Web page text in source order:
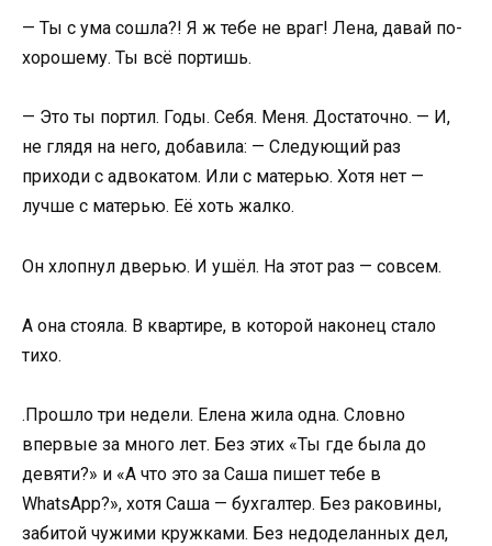
— Ты с ума сошла?! Я ж тебе не враг! Лена, давай по-
хорошему. Ты всё портишь.
— Это ты портил. Годы. Себя. Меня. Достаточно. — И,
не глядя на него, добавила: — Следующий раз
приходи с адвокатом. Или с матерью. Хотя нет —
лучше с матерью. Её хоть жалко.
Он хлопнул дверью. И ушёл. На этот раз — совсем.
А она стояла. В квартире, в которой наконец стало
тихо.
.Прошло три недели. Елена жила одна. Словно
впервые за много лет. Без этих «Ты где была до
девяти?» и «А что это за Саша пишет тебе в
WhatsApp?», хотя Саша — бухгалтер. Без раковины,
забитой чужими кружками. Без недоделанных дел,